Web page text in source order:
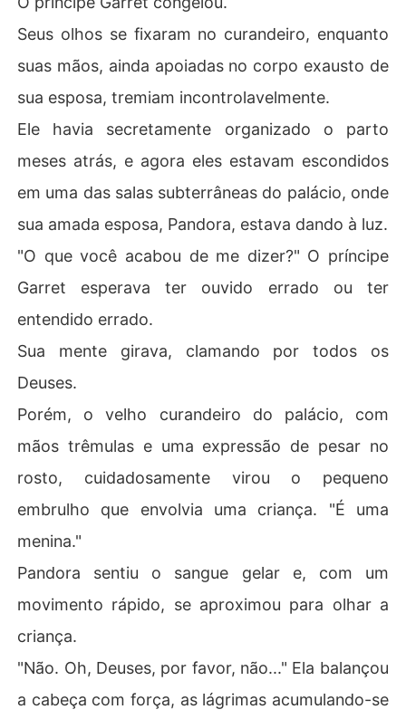
Seus olhos se fixaram no curandeiro, enquanto
suas mãos, ainda apoiadas no corpo exausto de
sua esposa, tremiam incontrolavelmente.
Ele havia secretamente organizado o parto
meses atrás, e agora eles estavam escondidos
em uma das salas subterrâneas do palácio, onde
sua amada esposa, Pandora, estava dando à luz.
"O que você acabou de me dizer?" O príncipe
Garret esperava ter ouvido errado ou ter
entendido errado.
Sua mente girava, clamando por todos os
Deuses.
Porém, o velho curandeiro do palácio, com
mãos trêmulas e uma expressão de pesar no
rosto, cuidadosamente virou o pequeno
embrulho que envolvia uma criança. "É uma
menina."
Pandora sentiu o sangue gelar e, com um
movimento rápido, se aproximou para olhar a
criança.
"Não. Oh, Deuses, por favor, não..." Ela balançou
a cabeça com força, as lágrimas acumulando-se